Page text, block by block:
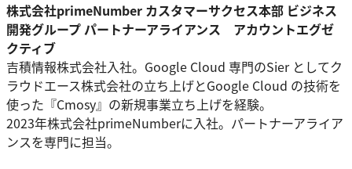
株式会社primeNumber カスタマーサクセス本部 ビジネス
開発グループ パートナーアライアンス アカウントエグゼ
クティブ
吉積情報株式会社入社。Google Cloud 専門のSier としてク
ラウドエース株式会社の立ち上げとGoogle Cloud の技術を
使った『Cmosy』の新規事業立ち上げを経験。
2023年株式会社primeNumberに入社。パートナーアライア
ンスを専門に担当。